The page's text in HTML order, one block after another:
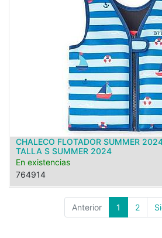
CHALECO FLOTADOR SUMMER
TALLA S SUMMER 2024
En existencias
764914
Anterior 1 2